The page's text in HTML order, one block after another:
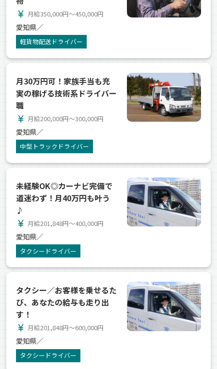
currency_yen 月給350,000円～450,000円
愛知県／
軽貨物配送ドライバー
月30万円可！家族手当も充
実の稼げる技術系ドライバー
職
currency_yen 月給200,000円～300,000円
愛知県／
中型トラックドライバー
未経験OK◎カーナビ完備で
道迷わず！月40万円も叶う
♪
currency_yen 月給201,848円～400,000円
愛知県／
タクシードライバー
タクシー／お客様を乗せるた
び、あなたの給与も走り出
す！
currency_yen 月給201,848円～600,000円
愛知県／
タクシードライバー